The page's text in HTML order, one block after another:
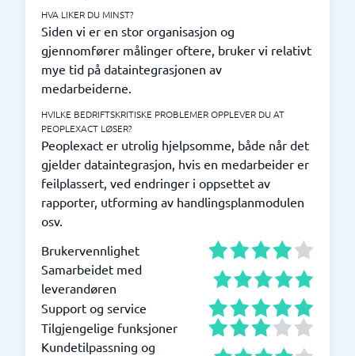
HVA LIKER DU MINST?
Siden vi er en stor organisasjon og
gjennomfører målinger oftere, bruker vi relativt
mye tid på dataintegrasjonen av
medarbeiderne.
HVILKE BEDRIFTSKRITISKE PROBLEMER OPPLEVER DU AT
PEOPLEXACT LØSER?
Peoplexact er utrolig hjelpsomme, både når det
gjelder dataintegrasjon, hvis en medarbeider er
feilplassert, ved endringer i oppsettet av
rapporter, utforming av handlingsplanmodulen
osv.
Brukervennlighet
Samarbeidet med
leverandøren
Support og service
Tilgjengelige funksjoner
Kundetilpassning og